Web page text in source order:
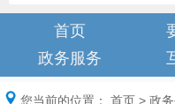
首页
政务服务
您当前的位置： 首页 > 政